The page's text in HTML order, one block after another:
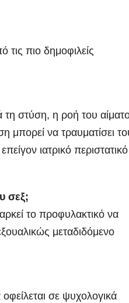
τις πιο δημοφιλείς
στύση, η ροή του
μπορεί να τραυματίσει
ιατρικό
σεξ;
το προφυλακτικό να
μεταδιδόμενο
σε ψυχολογικά